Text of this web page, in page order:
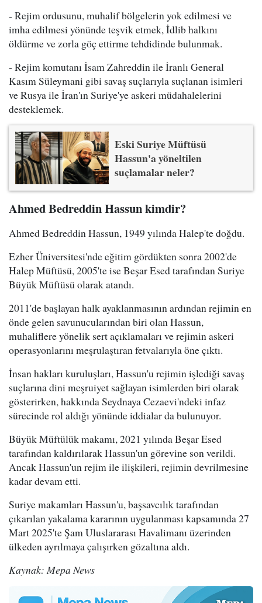
- Rejim ordusunu, muhalif bölgelerin yok edilmesi ve
imha edilmesi yönünde teşvik etmek, İdlib halkını
öldürme ve zorla göç ettirme tehdidinde bulunmak.
- Rejim komutanı İsam Zahreddin ile İranlı General
Kasım Süleymani gibi savaş suçlarıyla suçlanan isimleri
ve Rusya ile İran'ın Suriye'ye askeri müdahalelerini
desteklemek.
Eski Suriye Müftüsü
Hassun'a yöneltilen
suçlamalar neler?
Ahmed Bedreddin Hassun kimdir?
Ahmed Bedreddin Hassun, 1949 yılında Halep'te doğdu.
Ezher Üniversitesi'nde eğitim gördükten sonra 2002'de
Halep Müftüsü, 2005'te ise Beşar Esed tarafından Suriye
Büyük Müftüsü olarak atandı.
2011'de başlayan halk ayaklanmasının ardından rejimin en
önde gelen savunucularından biri olan Hassun,
muhaliflere yönelik sert açıklamaları ve rejimin askeri
operasyonlarını meşrulaştıran fetvalarıyla öne çıktı.
İnsan hakları kuruluşları, Hassun'u rejimin işlediği savaş
suçlarına dini meşruiyet sağlayan isimlerden biri olarak
gösterirken, hakkında Seydnaya Cezaevi'ndeki infaz
sürecinde rol aldığı yönünde iddialar da bulunuyor.
Büyük Müftülük makamı, 2021 yılında Beşar Esed
tarafından kaldırılarak Hassun'un görevine son verildi.
Ancak Hassun'un rejim ile ilişkileri, rejimin devrilmesine
kadar devam etti.
Suriye makamları Hassun'u, başsavcılık tarafından
çıkarılan yakalama kararının uygulanması kapsamında 27
Mart 2025'te Şam Uluslararası Havalimanı üzerinden
ülkeden ayrılmaya çalışırken gözaltına aldı.
Kaynak: Mepa News